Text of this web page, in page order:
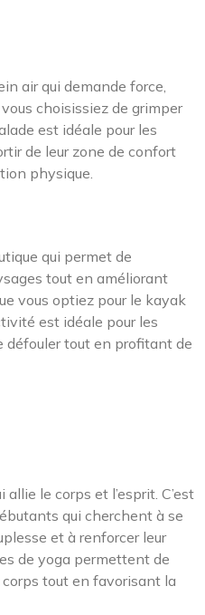
air qui demande force,
choisissiez de grimper
est idéale pour les
de leur zone de confort
physique.
qui permet de
tout en améliorant
vous optiez pour le kayak
est idéale pour les
défouler tout en profitant de
le corps et l’esprit. C’est
qui cherchent à se
et à renforcer leur
de yoga permettent de
tout en favorisant la